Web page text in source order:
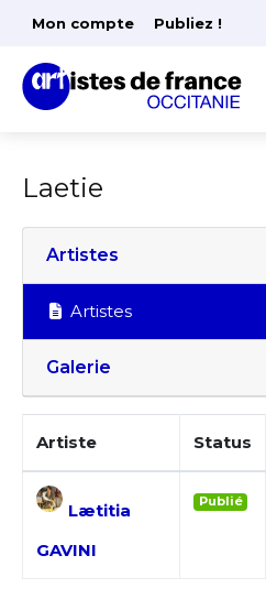
Mon compte Publiez !
Laetie
Artistes
Artistes
Galerie
Artiste Status
Lætitia
GAVINI
Publié